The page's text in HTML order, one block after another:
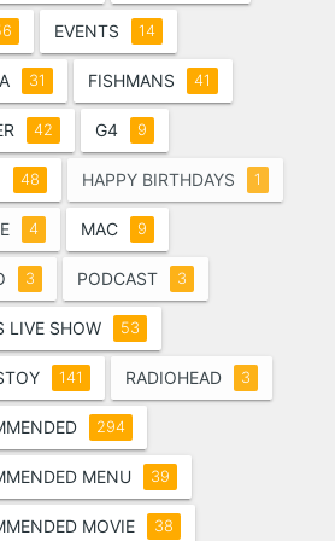
EVENTS 14
31 FISHMANS 41
42 G4 9
48 HAPPY BIRTHDAYS 1
4 MAC 9
3 PODCAST 3
LIVE SHOW 53
141 RADIOHEAD 3
294
MENU 39
MOVIE 38